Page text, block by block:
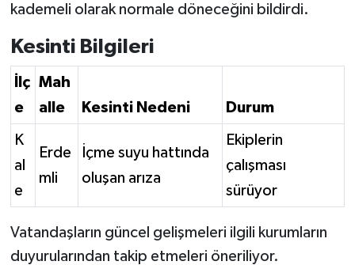
kademeli olarak normale döneceğini bildirdi.
Kesinti Bilgileri
İlç
e
Mah
alle
Kesinti Nedeni Durum
K
al
e
Erde
mli
İçme suyu hattında
oluşan arıza
Ekiplerin
çalışması
sürüyor
Vatandaşların güncel gelişmeleri ilgili kurumların
duyurularından takip etmeleri öneriliyor.